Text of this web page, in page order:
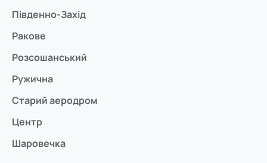
Південно-Захід
Ракове
Розсошанський
Ружична
Старий аеродром
Центр
Шаровечка